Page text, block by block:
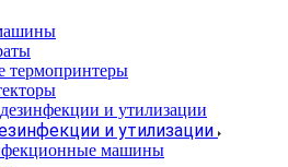
термопринтеры
и утилизации
машины